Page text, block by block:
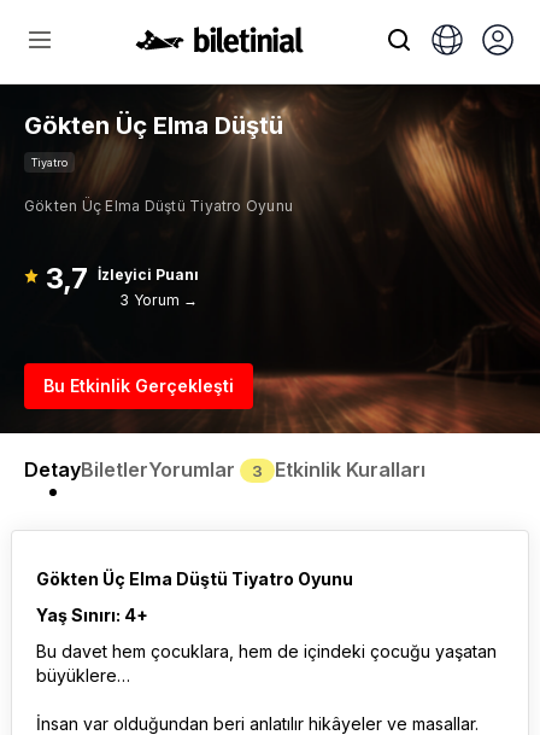
Gökten Üç Elma Düştü
Tiyatro
Gökten Üç Elma Düştü Tiyatro Oyunu
3,7 İzleyici Puanı
3 Yorum →
Bu Etkinlik Gerçekleşti
DetayBiletlerYorumlar 3 Etkinlik Kuralları
Gökten Üç Elma Düştü Tiyatro Oyunu
Yaş Sınırı: 4+
Bu davet hem çocuklara, hem de içindeki çocuğu yaşatan
büyüklere…
İnsan var olduğundan beri anlatılır hikâyeler ve masallar.